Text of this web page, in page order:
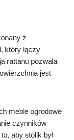
z
który łączy
rattanu pozwala
jest
meble ogrodowe
czynników
aby stolik był